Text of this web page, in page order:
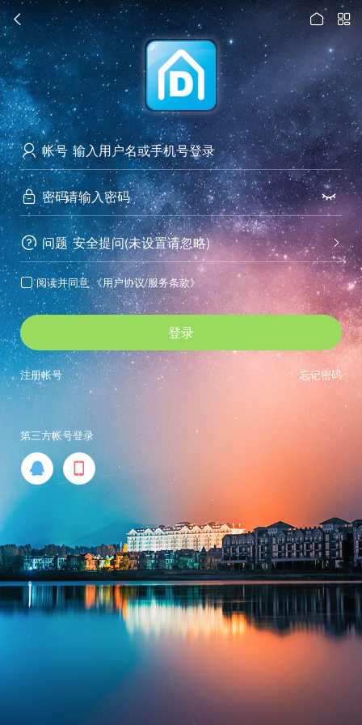

访问电脑版
 

 帐号
 密码 
 问题 
安全提问(未设置请忽略)
 阅读并同意 《用户协议/服务条款》
登录
忘记密码
注册帐号
第三方帐号登录
 